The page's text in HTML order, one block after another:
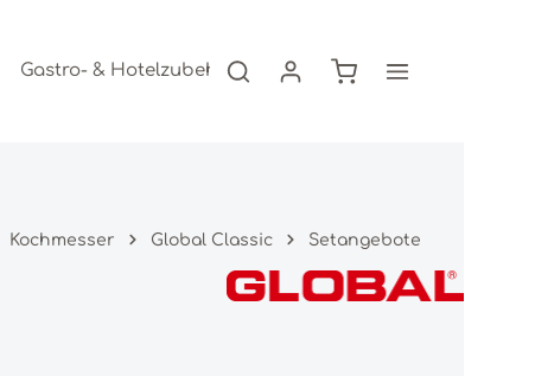
Gastro- & Hotelzubehör Freizeitartikel
Warenkorb enthält
Kochmesser Global Classic Setangebote